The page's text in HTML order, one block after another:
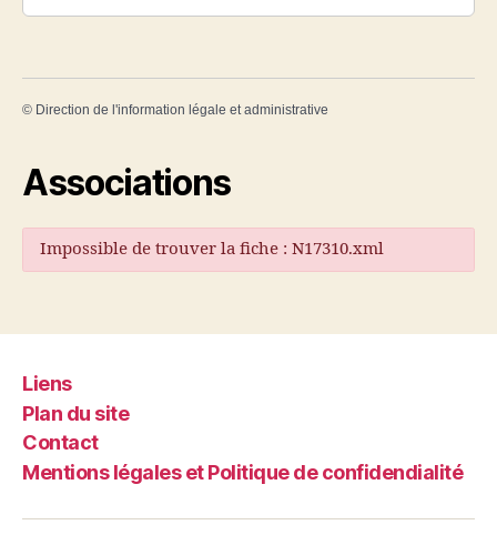
© Direction de l'information légale et administrative
Associations
Impossible de trouver la fiche : N17310.xml
Liens
Plan du site
Contact
Mentions légales et Politique de confidendialité